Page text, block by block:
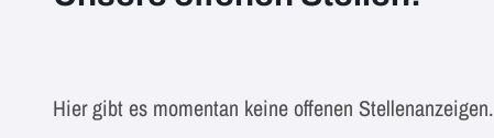
Hier gibt es momentan keine offenen Stellenanzeigen.